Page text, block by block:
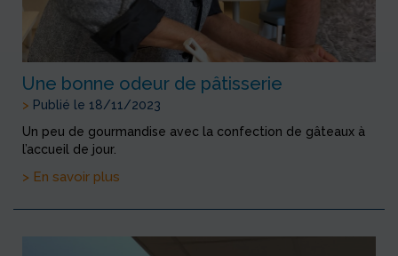
Une bonne odeur de pâtisserie
> Publié le 18/11/2023
Un peu de gourmandise avec la confection de gâteaux à
l’accueil de jour.
> En savoir plus